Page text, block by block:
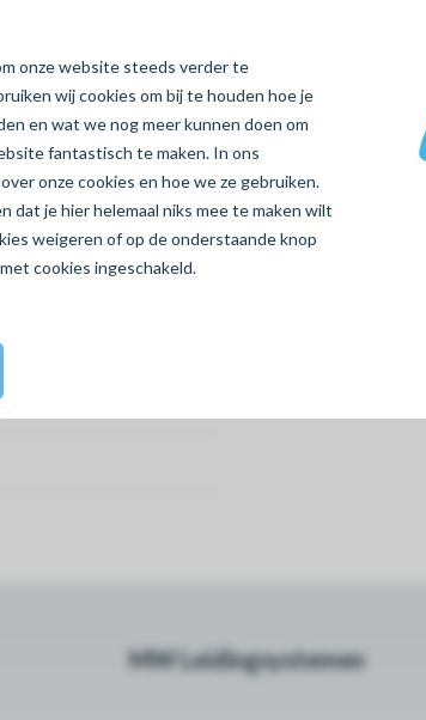
onze website steeds verder te
wij cookies om bij te houden hoe je
en wat we nog meer kunnen doen om
fantastisch te maken. In ons
onze cookies en hoe we ze gebruiken.
dat je hier helemaal niks mee te maken wilt
weigeren of op de onderstaande knop
cookies ingeschakeld.
MW Leidingsystemen